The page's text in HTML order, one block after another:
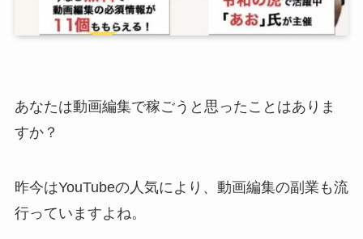
あなたは動画編集で稼ごうと思ったことはありま
すか？
昨今はYouTubeの人気により、動画編集の副業も流
行っていますよね。